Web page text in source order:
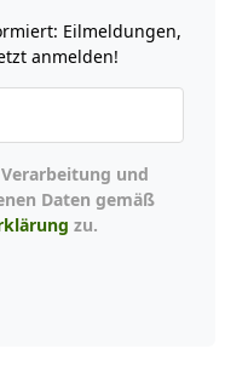
Eilmeldungen,
anmelden!
Daten gemäß
zu.